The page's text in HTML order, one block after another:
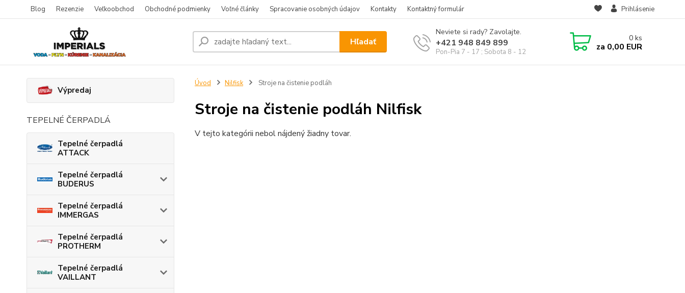
Blog Rezenzie Veľkoobchod Obchodné podmienky Voľné články Spracovanie osobných údajov Kontakty Kontaktný formulár Prihlásenie
Hľadať
Neviete si rady? Zavolajte.
+421 948 849 899
Pon-Pia 7 - 17 ; Sobota 8 - 12
0 ks
za 0,00 EUR
Výpredaj
TEPELNÉ ČERPADLÁ
Tepelné čerpadlá
ATTACK
Tepelné čerpadlá
BUDERUS
Tepelné čerpadlá
IMMERGAS
Tepelné čerpadlá
PROTHERM
Tepelné čerpadlá
VAILLANT
Úvod Nilfisk Stroje na čistenie podláh
Stroje na čistenie podláh Nilfisk
V tejto kategórii nebol nájdený žiadny tovar.